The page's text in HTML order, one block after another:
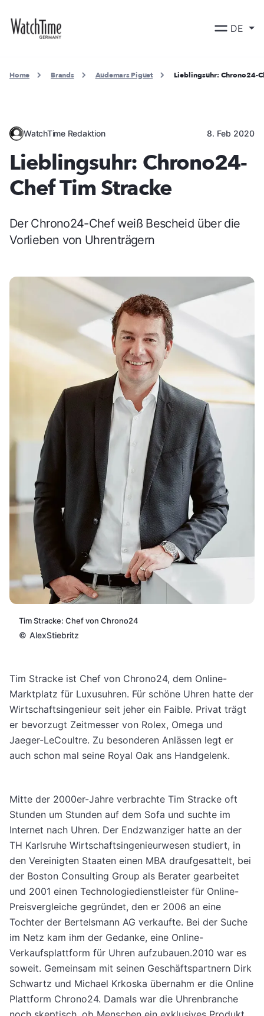
DE
Home Brands Audemars Piguet Lieblingsuhr: Chrono24-
WatchTime Redaktion 8. Feb 2020
Lieblingsuhr: Chrono24-
Chef Tim Stracke
Der Chrono24-Chef weiß Bescheid über die
Vorlieben von Uhrenträgern
Tim Stracke: Chef von Chrono24
© AlexStiebritz
Tim Stracke ist Chef von Chrono24, dem Online-
Marktplatz für Luxusuhren. Für schöne Uhren hatte der
Wirtschaftsingenieur seit jeher ein Faible. Privat trägt
er bevorzugt Zeitmesser von Rolex, Omega und
Jaeger-LeCoultre. Zu besonderen Anlässen legt er
auch schon mal seine Royal Oak ans Handgelenk.
Mitte der 2000er-Jahre verbrachte Tim Stracke oft
Stunden um Stunden auf dem Sofa und suchte im
Internet nach Uhren. Der Endzwanziger hatte an der
TH Karlsruhe Wirtschaftsingenieurwesen studiert, in
den Vereinigten Staaten einen MBA draufgesattelt, bei
der Boston Consulting Group als Berater gearbeitet
und 2001 einen Technologiedienstleister für Online-
Preisvergleiche gegründet, den er 2006 an eine
Tochter der Bertelsmann AG verkaufte. Bei der Suche
im Netz kam ihm der Gedanke, eine Online-
Verkaufsplattform für Uhren aufzubauen.2010 war es
soweit. Gemeinsam mit seinen Geschäftspartnern Dirk
Schwartz und Michael Krkoska übernahm er die Online
Plattform Chrono24. Damals war die Uhrenbranche